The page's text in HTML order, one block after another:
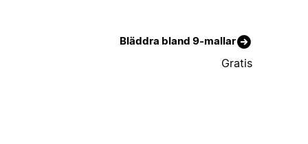
Bläddra bland 9-mallar
Gratis